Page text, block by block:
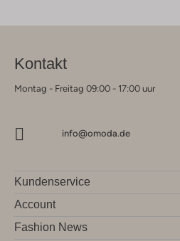
Kontakt
Montag - Freitag 09:00 - 17:00 uur
info@omoda.de
Kundenservice
Account
Fashion News